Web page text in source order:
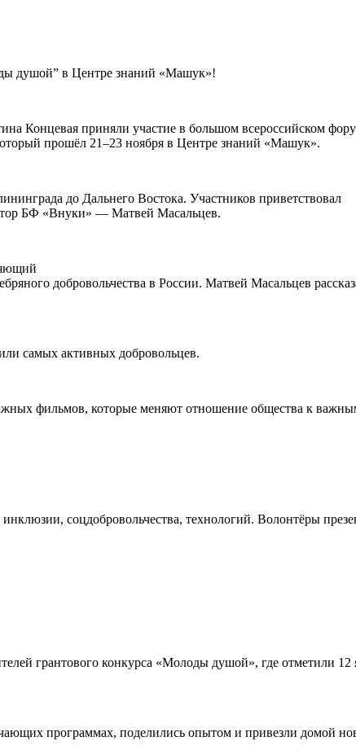
душой” в Центре знаний «Машук»!
Концевая приняли участие в большом всероссийском
прошёл 21–23 ноября в Центре знаний «Машук».
до Дальнего Востока. Участников приветствовал
БФ «Внуки» — Матвей Масальцев.
добровольчества в России. Матвей Масальцев
самых активных добровольцев.
фильмов, которые меняют отношение общества к
соцдобровольчества, технологий. Волонтёры
грантового конкурса «Молоды душой», где отметили 12
программах, поделились опытом и привезли домой